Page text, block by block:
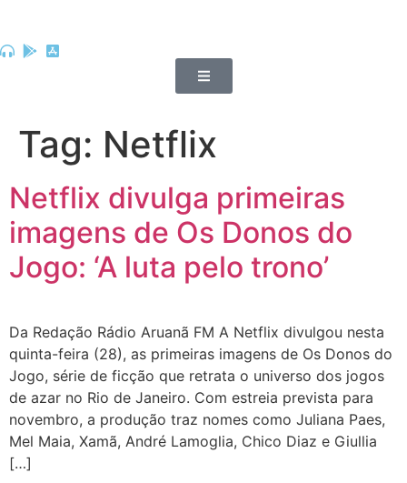
Tag: Netflix
Netflix divulga primeiras
imagens de Os Donos do
Jogo: ‘A luta pelo trono’
Da Redação Rádio Aruanã FM A Netflix divulgou nesta
quinta-feira (28), as primeiras imagens de Os Donos do
Jogo, série de ficção que retrata o universo dos jogos
de azar no Rio de Janeiro. Com estreia prevista para
novembro, a produção traz nomes como Juliana Paes,
Mel Maia, Xamã, André Lamoglia, Chico Diaz e Giullia
[…]